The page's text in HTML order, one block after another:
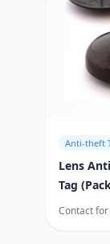
Anti-theft
Lens
Tag
Contact